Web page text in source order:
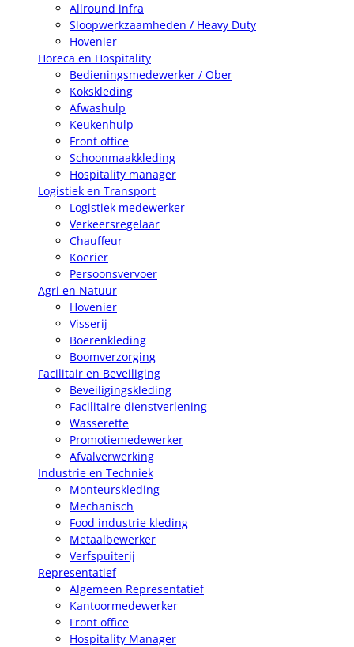
Allround infra
Sloopwerkzaamheden / Heavy Duty
Hovenier
Horeca en Hospitality
Bedieningsmedewerker / Ober
Kokskleding
Afwashulp
Keukenhulp
Front office
Schoonmaakkleding
Hospitality manager
Logistiek en Transport
Logistiek medewerker
Verkeersregelaar
Chauffeur
Koerier
Persoonsvervoer
Agri en Natuur
Hovenier
Visserij
Boerenkleding
Boomverzorging
Facilitair en Beveiliging
Beveiligingskleding
Facilitaire dienstverlening
Wasserette
Promotiemedewerker
Afvalverwerking
Industrie en Techniek
Monteurskleding
Mechanisch
Food industrie kleding
Metaalbewerker
Verfspuiterij
Representatief
Algemeen Representatief
Kantoormedewerker
Front office
Hospitality Manager